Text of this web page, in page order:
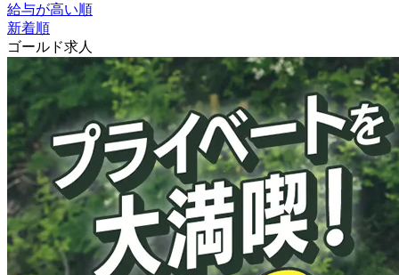
給与が高い順
新着順
ゴールド求人